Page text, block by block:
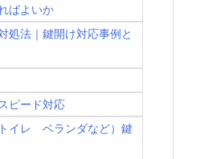
ばよいか
処法｜鍵開け対応事例と
ピード対応
レ ベランダなど）鍵